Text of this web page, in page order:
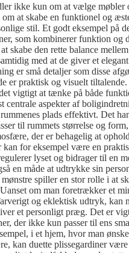
ikke kun om at vælge møbler
om at skabe en funktionel og
stil. Et godt eksempel på
som kombinerer funktion og
skabe den rette balance
med at de giver et
er små detaljer som disse
er praktisk og visuelt
vigtigt at tænke på både
centrale aspekter af
plads effektivt. Det
til rummets størrelse og
der er behagelig at
kan for eksempel være en
lyset og bidrager til en
en måde at udtrykke sin
spiller en stor rolle i at
om man foretrækker et
og eklektisk udtryk, kan
et personligt præg. Det er
der ikke kun passer til ens
i et hjem, hvor man
kan duette plissegardiner